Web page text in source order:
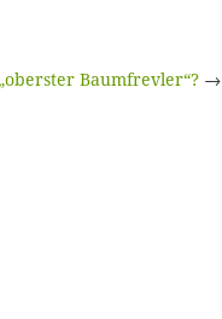
Baumfrevler“?→